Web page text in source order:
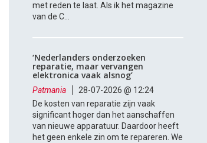
met reden te laat. Als ik het magazine
van de C...
‘Nederlanders onderzoeken
reparatie, maar vervangen
elektronica vaak alsnog’
Patmania
28-07-2026 @ 12:24
De kosten van reparatie zijn vaak
significant hoger dan het aanschaffen
van nieuwe apparatuur. Daardoor heeft
het geen enkele zin om te repareren. We